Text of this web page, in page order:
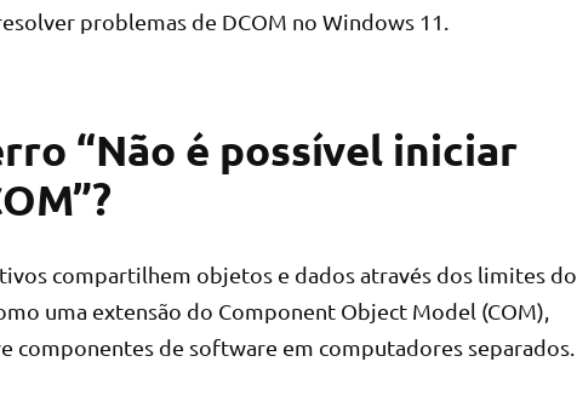
problemas de DCOM no Windows 11.
“Não é possível iniciar
compartilhem objetos e dados através dos limites do
uma extensão do Component Object Model (COM),
componentes de software em computadores separados.